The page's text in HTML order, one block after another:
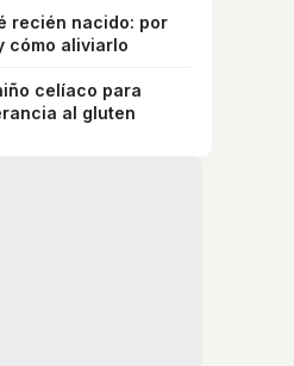
recién nacido: por
cómo aliviarlo
celíaco para
al gluten